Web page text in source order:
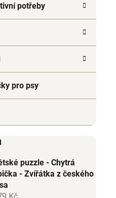
potřeby
pro psy
puzzle - Chytrá
- Zvířátka z českého
Kč